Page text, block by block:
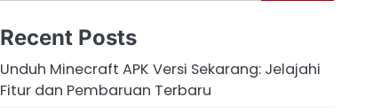
Recent Posts
Unduh Minecraft APK Versi Sekarang: Jelajahi
Fitur dan Pembaruan Terbaru